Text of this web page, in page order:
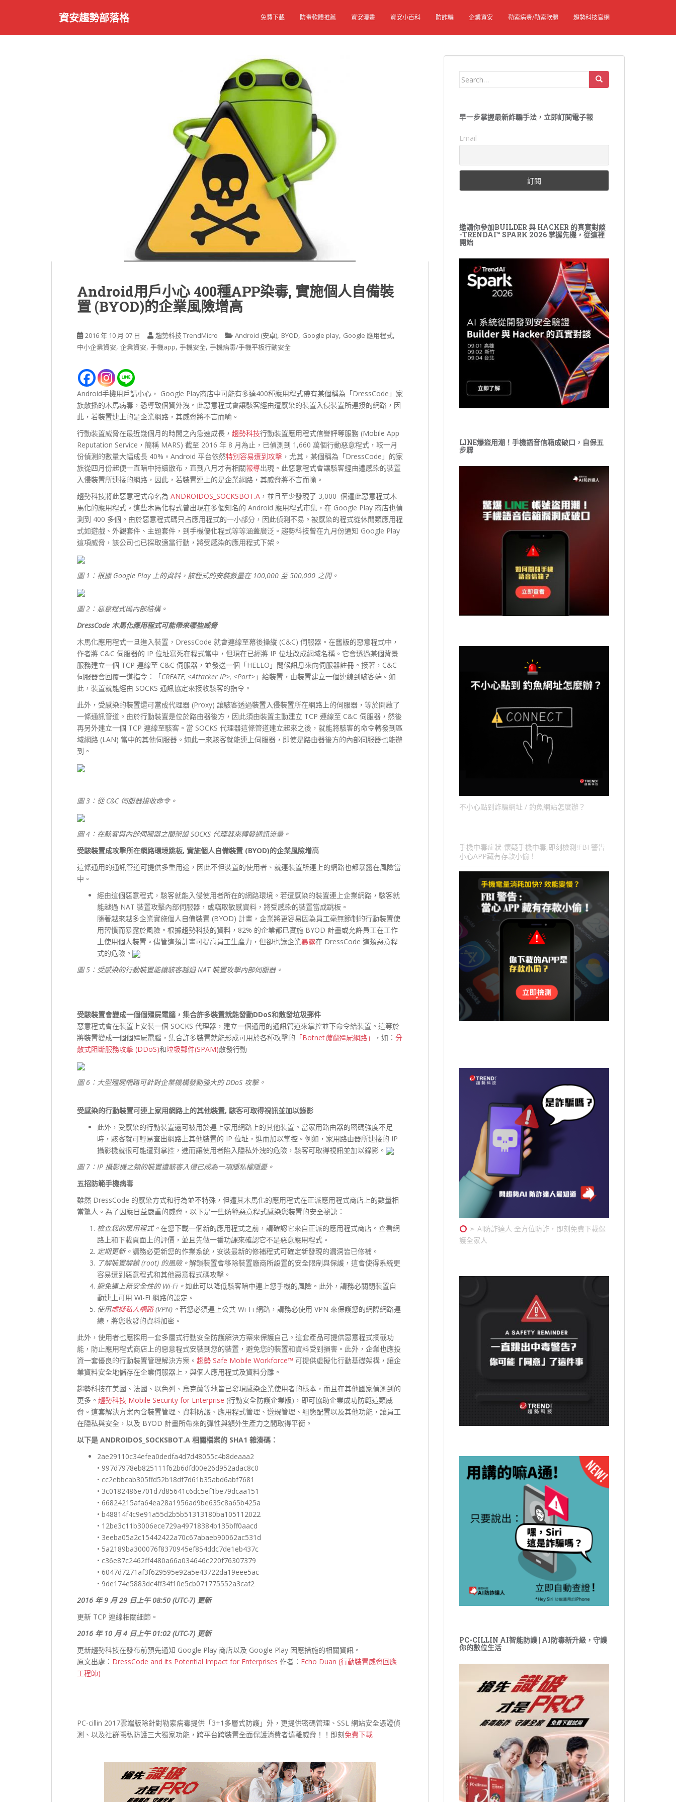
資安趨勢部落格 免費下載 防毒軟體推薦 資安漫畫 資安小百科 防詐騙 企業資安 勒索病毒/勒索軟體 趨勢科技官網
Android用戶小心 400種APP染毒, 實施個人自備裝
置 (BYOD)的企業風險增高
2016 年 10 月 07 日 趨勢科技 TrendMicro Android (安卓), BYOD, Google play, Google 應用程式,
中小企業資安, 企業資安, 手機app, 手機安全, 手機病毒/手機平板行動安全
Android手機用戶請小心， Google Play商店中可能有多達400種應用程式帶有某個稱為「DressCode」家
族散播的木馬病毒，恐導致個資外洩。此惡意程式會讓駭客經由遭感染的裝置入侵裝置所連接的網路，因
此，若裝置連上的是企業網路，其威脅將不言而喻。
行動裝置威脅在最近幾個月的時間之內急速成長， 趨勢科技行動裝置應用程式信譽評等服務 (Mobile App
Reputation Service，簡稱 MARS) 截至 2016 年 8 月為止，已偵測到 1,660 萬個行動惡意程式，較一月
份偵測的數量大幅成長 40%。Android 平台依然特別容易遭到攻擊 ，尤其，某個稱為「DressCode」的家
族從四月份起便一直暗中持續散布，直到八月才有相關報導出現。此惡意程式會讓駭客經由遭感染的裝置
入侵裝置所連接的網路，因此，若裝置連上的是企業網路，其威脅將不言而喻。
趨勢科技將此惡意程式命名為 ANDROIDOS_SOCKSBOT.A ，並且至少發現了 3,000 個遭此惡意程式木
馬化的應用程式。這些木馬化程式曾出現在多個知名的 Android 應用程式市集，在 Google Play 商店也偵
測到 400 多個。由於惡意程式碼只占應用程式的一小部分，因此偵測不易。被感染的程式從休閒類應用程
式如遊戲、外觀套件、主題套件，到手機優化程式等等涵蓋廣泛。趨勢科技曾在九月份通知 Google Play
這項威脅，該公司也已採取適當行動，將受感染的應用程式下架。
圖 1：根據 Google Play 上的資料，該程式的安裝數量在 100,000 至 500,000 之間。
圖 2：惡意程式碼內部結構。
DressCode 木馬化應用程式可能帶來哪些威脅
木馬化應用程式一旦進入裝置，DressCode 就會連線至幕後操縱 (C&C) 伺服器。在舊版的惡意程式中，
作者將 C&C 伺服器的 IP 位址寫死在程式當中，但現在已經將 IP 位址改成網域名稱。它會透過某個背景
服務建立一個 TCP 連線至 C&C 伺服器，並發送一個「HELLO」問候訊息來向伺服器註冊。接著，C&C
伺服器會回覆一道指令：「CREATE, <Attacker IP>, <Port> 」給裝置，由裝置建立一個連線到駭客端。如
此，裝置就能經由 SOCKS 通訊協定來接收駭客的指令。
此外，受感染的裝置還可當成代理器 (Proxy) 讓駭客透過裝置入侵裝置所在網路上的伺服器，等於開啟了
一條通訊管道。由於行動裝置是位於路由器後方，因此須由裝置主動建立 TCP 連線至 C&C 伺服器，然後
再另外建立一個 TCP 連線至駭客。當 SOCKS 代理器這條管道建立起來之後，就能將駭客的命令轉發到區
域網路 (LAN) 當中的其他伺服器。如此一來駭客就能連上伺服器，即使是路由器後方的內部伺服器也能辦
到。
圖 3：從 C&C 伺服器接收命令。
圖 4：在駭客與內部伺服器之間架設 SOCKS 代理器來轉發通訊流量。
受駭裝置成攻擊所在網路環境跳板, 實施個人自備裝置 (BYOD)的企業風險增高
這條通用的通訊管道可提供多重用途，因此不但裝置的使用者、就連裝置所連上的網路也都暴露在風險當
中。
經由這個惡意程式，駭客就能入侵使用者所在的網路環境。若遭感染的裝置連上企業網路，駭客就
能越過 NAT 裝置攻擊內部伺服器，或竊取敏感資料，將受感染的裝置當成跳板。
隨著越來越多企業實施個人自備裝置 (BYOD) 計畫，企業將更容易因為員工毫無節制的行動裝置使
用習慣而暴露於風險。根據趨勢科技的資料，82% 的企業都已實施 BYOD 計畫或允許員工在工作
上使用個人裝置。儘管這類計畫可提高員工生產力，但卻也讓企業暴露在 DressCode 這類惡意程
式的危險。
圖 5：受感染的行動裝置能讓駭客越過 NAT 裝置攻擊內部伺服器。
受駭裝置會變成一個個殭屍電腦，集合許多裝置就能發動DDoS和散發垃圾郵件
惡意程式會在裝置上安裝一個 SOCKS 代理器，建立一個通用的通訊管道來掌控並下命令給裝置。這等於
將裝置變成一個個殭屍電腦，集合許多裝置就能形成可用於各種攻擊的 「Botnet傀儡殭屍網路」 ，如： 分
散式阻斷服務攻擊 (DDoS)和垃圾郵件(SPAM)散發行動
圖 6：大型殭屍網路可針對企業機構發動強大的 DDoS 攻擊。
受感染的行動裝置可連上家用網路上的其他裝置, 駭客可取得視訊並加以錄影
此外，受感染的行動裝置還可被用於連上家用網路上的其他裝置。當家用路由器的密碼強度不足
時，駭客就可輕易查出網路上其他裝置的 IP 位址，進而加以掌控。例如，家用路由器所連接的 IP
攝影機就很可能遭到掌控，進而讓使用者陷入隱私外洩的危險，駭客可取得視訊並加以錄影。
圖 7：IP 攝影機之類的裝置遭駭客入侵已成為一項隱私權隱憂。
五招防範手機病毒
雖然 DressCode 的感染方式和行為並不特殊，但遭其木馬化的應用程式在正派應用程式商店上的數量相
當驚人。為了因應日益嚴重的威脅，以下是一些防範惡意程式感染您裝置的安全祕訣：
檢查您的應用程式。在您下載一個新的應用程式之前，請確認它來自正派的應用程式商店。查看網
路上和下載頁面上的評價，並且先做一番功課來確認它不是惡意應用程式。
定期更新。請務必更新您的作業系統，安裝最新的修補程式可確定新發現的漏洞皆已修補。
了解裝置解鎖 (root) 的風險。解鎖裝置會移除裝置廠商所設置的安全限制與保護，這會使得系統更
容易遭到惡意程式和其他惡意程式碼攻擊。
避免連上無安全性的 Wi-Fi。如此可以降低駭客暗中連上您手機的風險。此外，請務必關閉裝置自
動連上可用 Wi-Fi 網路的設定。
使用虛擬私人網路(VPN) 。若您必須連上公共 Wi-Fi 網路，請務必使用 VPN 來保護您的網際網路連
線，將您收發的資料加密。
此外，使用者也應採用一套多層式行動安全防護解決方案來保護自己。這套產品可提供惡意程式攔截功
能，防止應用程式商店上的惡意程式安裝到您的裝置，避免您的裝置和資料受到損害。此外，企業也應投
資一套優良的行動裝置管理解決方案。 趨勢 Safe Mobile Workforce™ 可提供虛擬化行動基礎架構，讓企
業資料安全地儲存在企業伺服器上，與個人應用程式及資料分離。
趨勢科技在美國、法國、以色列、烏克蘭等地皆已發現感染企業使用者的樣本，而且在其他國家偵測到的
更多。 趨勢科技 Mobile Security for Enterprise (行動安全防護企業版)，即可協助企業成功防範這類威
脅。這套解決方案內含裝置管理、資料防護、應用程式管理、遵規管理、組態配置以及其他功能，讓員工
在隱私與安全，以及 BYOD 計畫所帶來的彈性與額外生產力之間取得平衡。
以下是 ANDROIDOS_SOCKSBOT.A 相關檔案的 SHA1 雜湊碼：
2ae29110c34efea0dedfa4d7d48055c4b8deaaa2
• 997d7978eb825111f62b6dfd00e26d952adac8c0
• cc2ebbcab305ffd52b18df7d61b35abd6abf7681
• 3c0182486e701d7d85641c6dc5ef1be79dcaa151
• 66824215afa64ea28a1956ad9be635c8a65b425a
• b48814f4c9e91a55d2b5b51313180ba105112022
• 12be3c11b3006ece729a49718384b135bff0aacd
• 3eeba05a2c15442422a70c67abaeb90062ac531d
• 5a2189ba300076f8370945ef854ddc7de1eb437c
• c36e87c2462ff4480a66a034646c220f76307379
• 6047d7271af3f629595e92a5e43722da19eee5ac
• 9de174e5883dc4ff34f10e5cb071775552a3caf2
2016 年 9 月 29 日上午 08:50 (UTC-7) 更新
更新 TCP 連線相關細節。
2016 年 10 月 4 日上午 01:02 (UTC-7) 更新
更新趨勢科技在發布前預先通知 Google Play 商店以及 Google Play 因應措施的相關資訊。
原文出處： DressCode and its Potential Impact for Enterprises 作者： Echo Duan (行動裝置威脅回應
工程師)
PC-cillin 2017雲端版除針對勒索病毒提供「3+1多層式防護」外，更提供密碼管理、SSL 網站安全憑證偵
測、以及社群隱私防護三大獨家功能，跨平台跨裝置全面保護消費者遠離威脅！！即刻免費下載
Search
早一步掌握最新詐騙手法，立即訂閱電子報
Email
邀請你參加BUILDER 與 HACKER 的真實對談
-TRENDAI™ SPARK 2026 掌握先機，從這裡
開始
LINE爆盜用潮！手機語音信箱成破口，自保五
步驟
不小心點到詐騙網址 / 釣魚網站怎麼辦？
手機中毒症狀-懷疑手機中毒,即刻檢測!FBI 警告
小心APP藏有存款小偷！
➣ AI防詐達人 全方位防詐，即刻免費下載保
護全家人
PC-CILLIN AI智能防護 | AI防毒新升級，守護
你的數位生活